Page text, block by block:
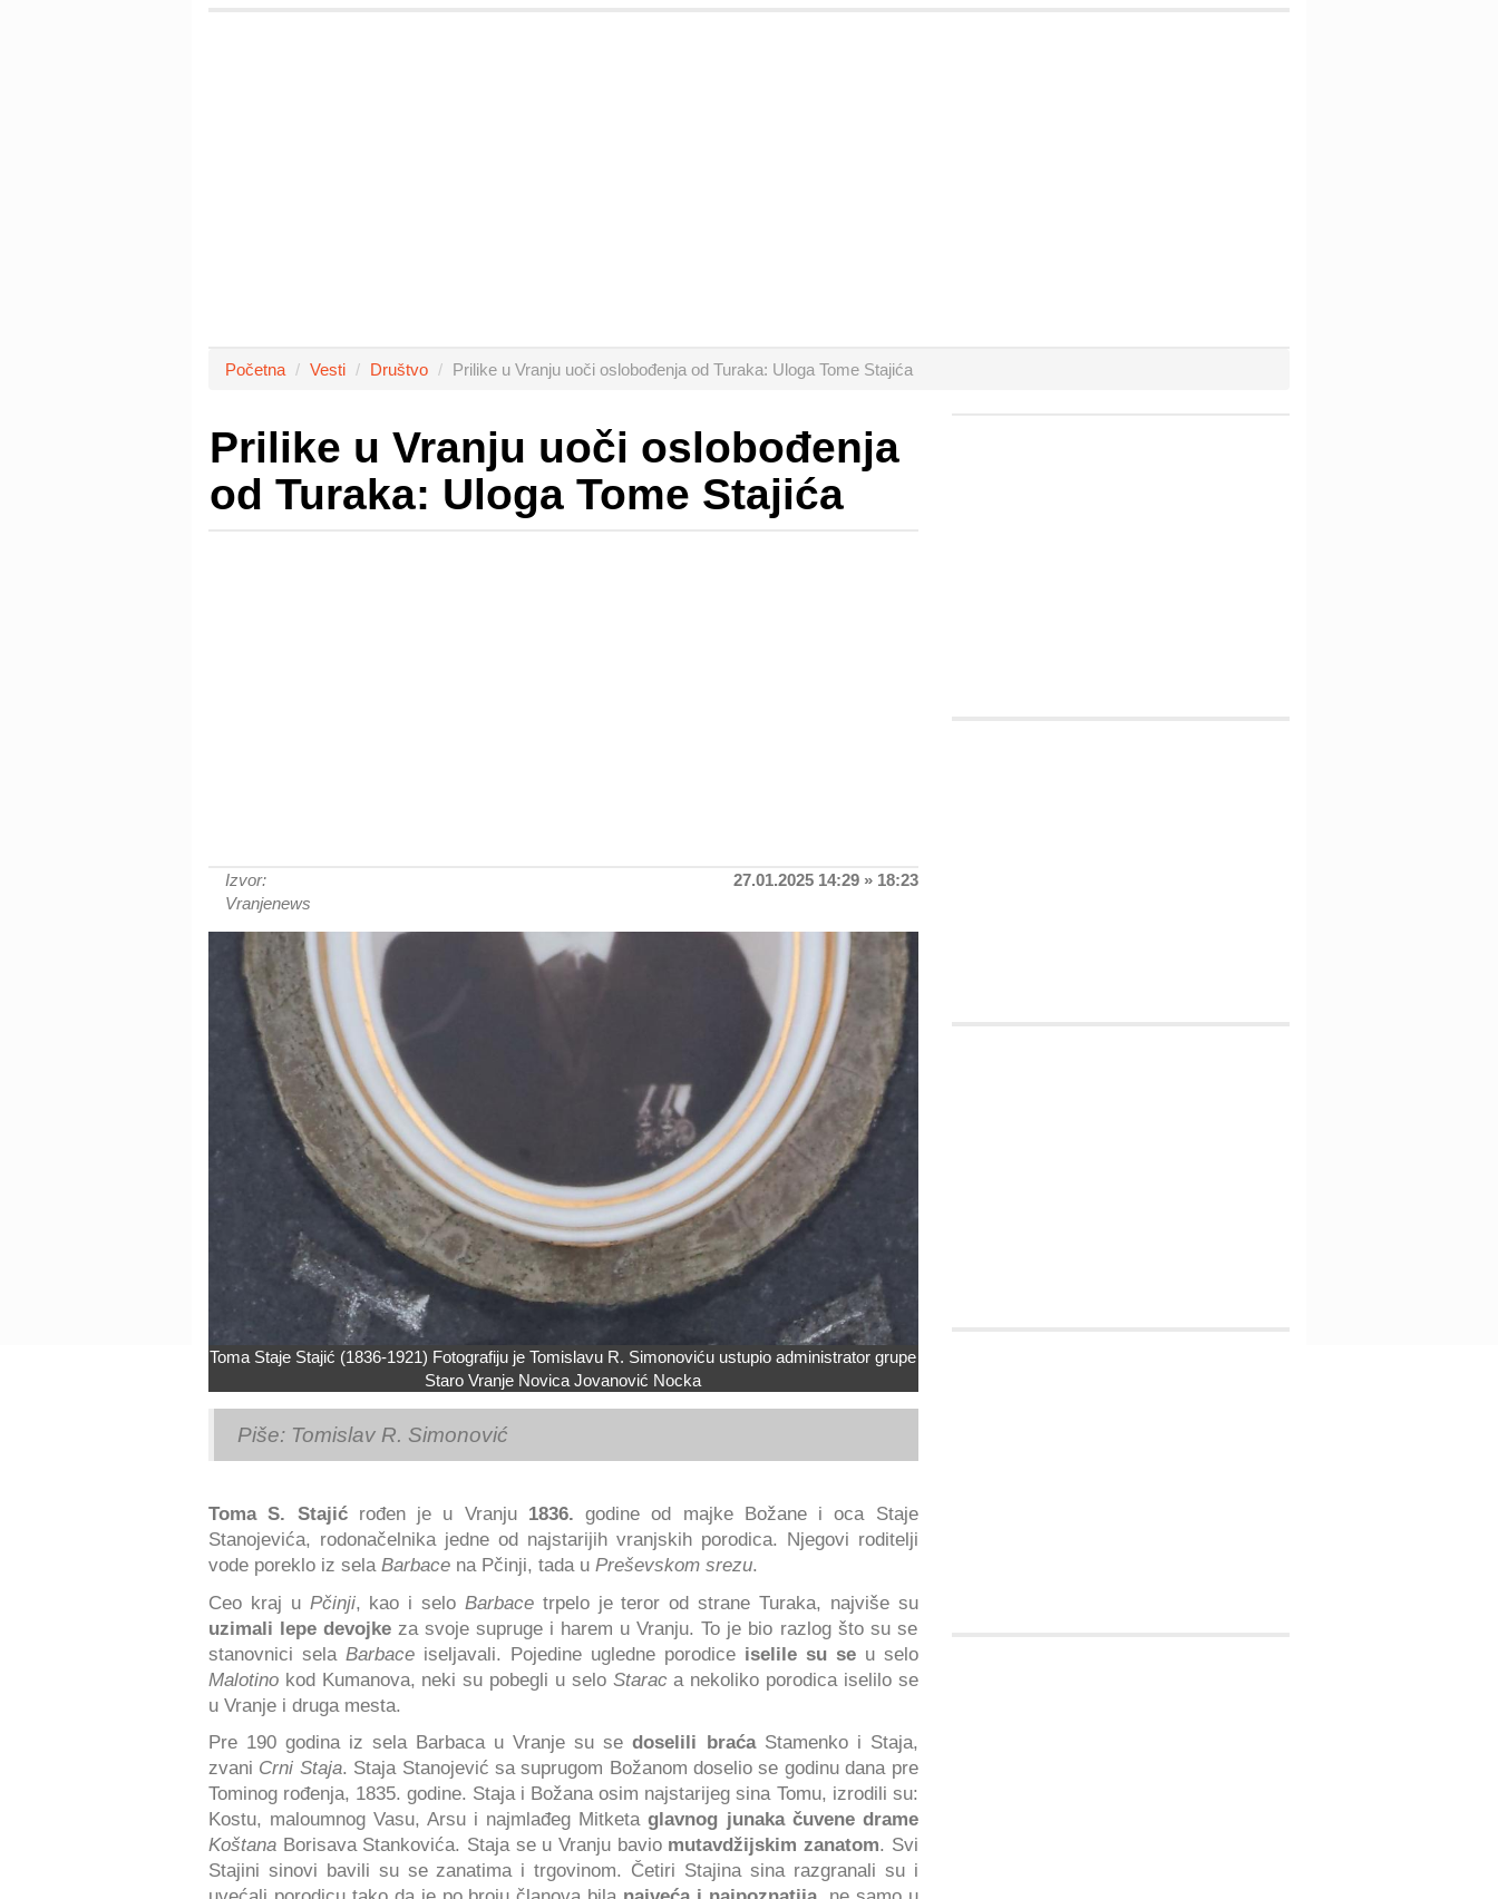
Početna Vesti Društvo Prilike u Vranju uoči oslobođenja od Turaka: Uloga Tome Stajića
Prilike u Vranju uoči oslobođenja
od Turaka: Uloga Tome Stajića
Izvor:
Vranjenews
27.01.2025 14:29 » 18:23
Toma Staje Stajić (1836-1921) Fotografiju je Tomislavu R. Simonoviću ustupio administrator grupe
Staro Vranje Novica Jovanović Nocka
Piše: Tomislav R. Simonović
Toma S. Stajićrođen je u Vranju 1836.godine od majke Božane i oca Staje
Stanojevića, rodonačelnika jedne od najstarijih vranjskih porodica. Njegovi roditelji
vode poreklo iz sela Barbace na Pčinji, tada u Preševskom srezu.
Ceo kraj u Pčinji, kao i selo Barbacetrpelo je teror od strane Turaka, najviše su
uzimali lepe devojke za svoje supruge i harem u Vranju. To je bio razlog što su se
stanovnici selaBarbaceiseljavali. Pojedine ugledne porodice iselile su se u selo
Malotino kod Kumanova, neki su pobegli u selo Staraca nekoliko porodica iselilo se
u Vranje i druga mesta.
Pre 190 godina iz sela Barbaca u Vranje su sedoselili braćaStamenko i Staja,
zvani Crni Staja. Staja Stanojević sa suprugom Božanom doselio se godinu dana pre
Tominog rođenja, 1835. godine. Staja i Božana osim najstarijeg sina Tomu, izrodili su:
Kostu, maloumnog Vasu, Arsu i najmlađeg Mitketaglavnog junaka čuvene drame
Koštana Borisava Stankovića. Staja se u Vranju bavio mutavdžijskim zanatom. Svi
Stajini sinovi bavili su se zanatima i trgovinom. Četiri Stajina sina razgranali su i